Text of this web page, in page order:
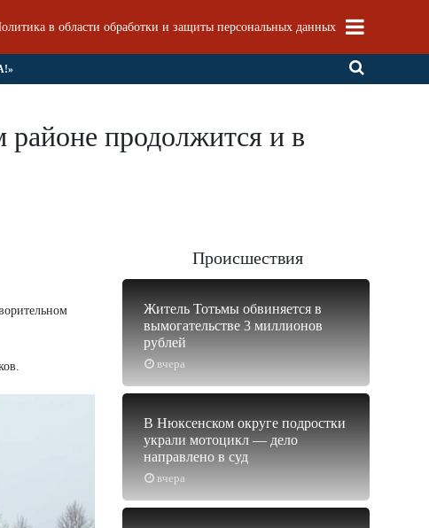
в области обработки и защиты персональных данных
районе продолжится и в
Происшествия
вчера
Житель Тотьмы обвиняется в
вымогательстве 3 миллионов
рублей
вчера
В Нюксенском округе подростки
украли мотоцикл — дело
направлено в суд